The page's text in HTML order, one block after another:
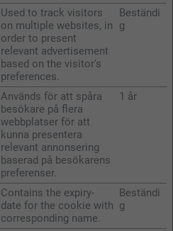
Used to track visitors
on multiple websites, in
order to present
relevant advertisement
based on the visitor's
preferences.
Beständi
g
Används för att spåra
besökare på flera
webbplatser för att
kunna presentera
relevant annonsering
baserad på besökarens
preferenser.
1 år
Contains the expiry-
date for the cookie with
corresponding name.
Beständi
g